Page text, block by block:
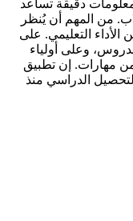
دقيقة تساعد
من المهم أن يُنظر
التعليمي. على
وعلى أولياء
من مهارات. إن تطبيق
الدراسي منذ